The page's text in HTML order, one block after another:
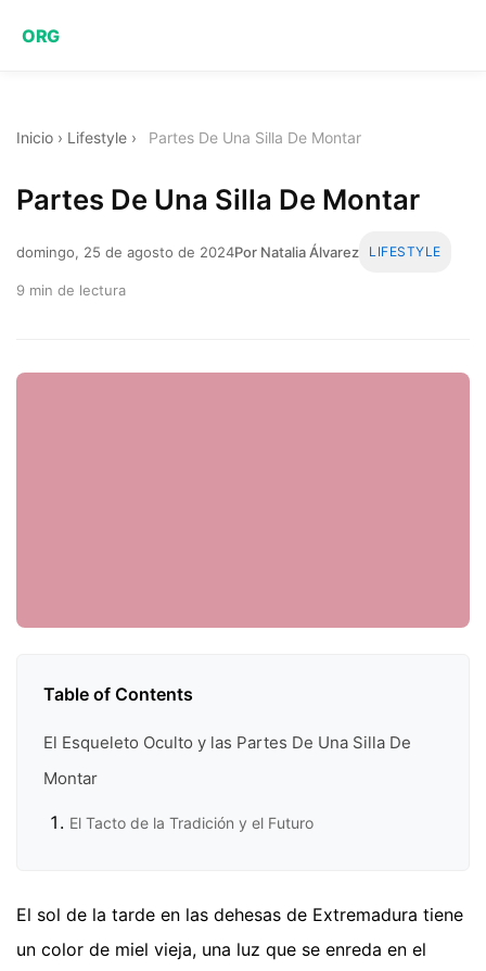
ORG
Inicio › Lifestyle › Partes De Una Silla De Montar
Partes De Una Silla De Montar
domingo, 25 de agosto de 2024Por Natalia Álvarez LIFESTYLE
9 min de lectura
Table of Contents
El Esqueleto Oculto y las Partes De Una Silla De
Montar
El Tacto de la Tradición y el Futuro
El sol de la tarde en las dehesas de Extremadura tiene
un color de miel vieja, una luz que se enreda en el